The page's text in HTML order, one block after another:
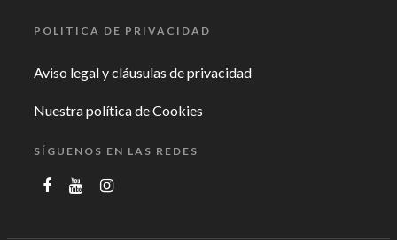
POLITICA DE PRIVACIDAD
Aviso legal y cláusulas de privacidad
Nuestra política de Cookies
SÍGUENOS EN LAS REDES